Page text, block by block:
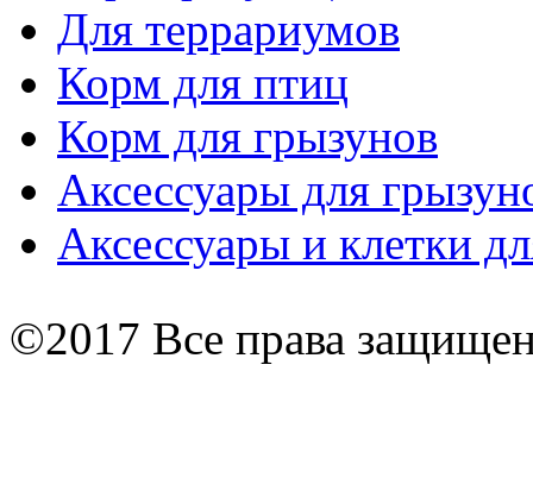
Для террариумов
Корм для птиц
Корм для грызунов
Аксессуары для
Аксессуары и клетки
©2017 Все права